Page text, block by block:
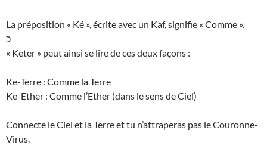
La préposition « Ké », écrite avec un Kaf, signifie « Comme ».
כ
« Keter » peut ainsi se lire de ces deux façons :
Ke-Terre : Comme la Terre
Ke-Ether : Comme l’Ether (dans le sens de Ciel)
Connecte le Ciel et la Terre et tu n’attraperas pas le Couronne-
Virus.